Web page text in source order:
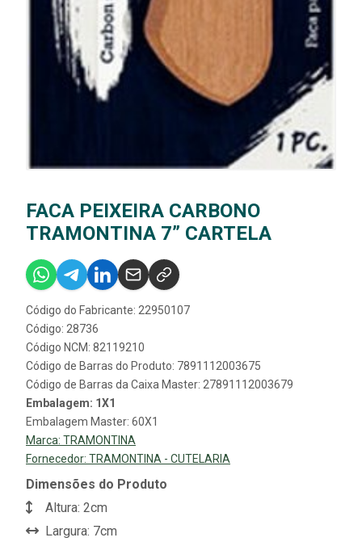
FACA PEIXEIRA CARBONO
TRAMONTINA 7” CARTELA
Código do Fabricante: 22950107
Código: 28736
Código NCM: 82119210
Código de Barras do Produto: 7891112003675
Código de Barras da Caixa Master: 27891112003679
Embalagem: 1X1
Embalagem Master: 60X1
Marca: TRAMONTINA
Fornecedor: TRAMONTINA - CUTELARIA
Dimensões do Produto
Altura: 2cm
Largura: 7cm